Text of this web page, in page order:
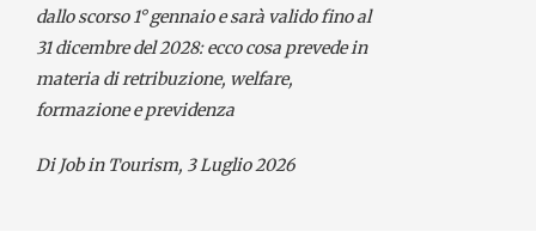
dallo scorso 1° gennaio e sarà valido fino al
31 dicembre del 2028: ecco cosa prevede in
materia di retribuzione, welfare,
formazione e previdenza
Di Job in Tourism, 3 Luglio 2026